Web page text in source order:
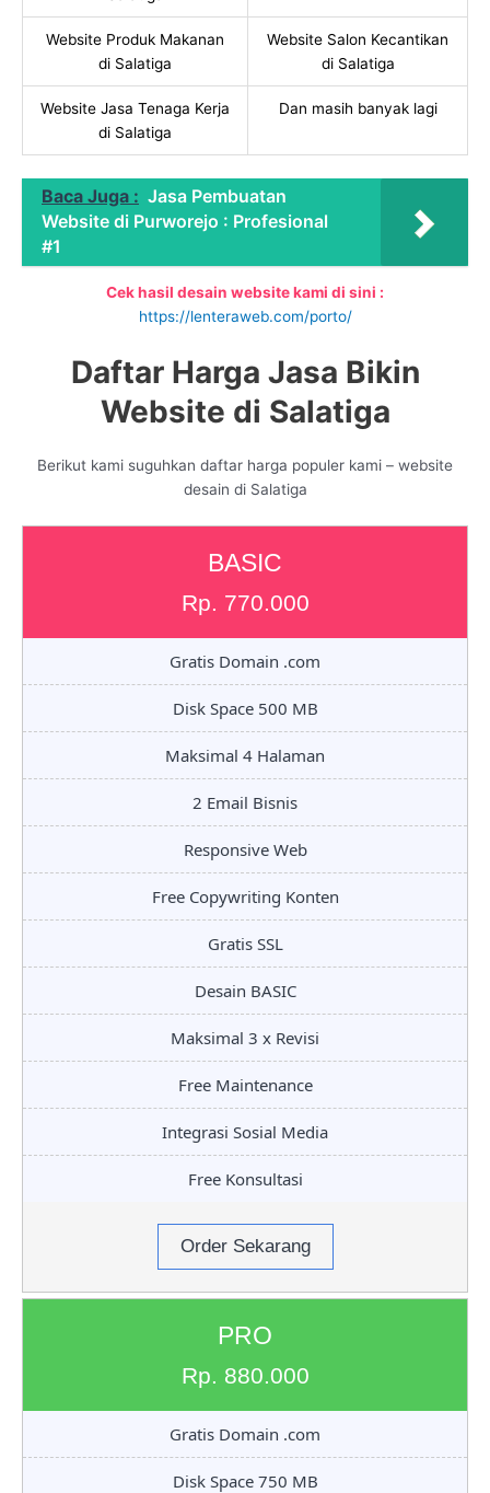
Website Produk Makanan
di Salatiga
Website Salon Kecantikan
di Salatiga
Website Jasa Tenaga Kerja
di Salatiga
Dan masih banyak lagi
Baca Juga : Jasa Pembuatan
Website di Purworejo : Profesional
#1
Cek hasil desain website kami di sini :
https://lenteraweb.com/porto/
Daftar Harga Jasa Bikin
Website di Salatiga
Berikut kami suguhkan daftar harga populer kami – website
desain di Salatiga
BASIC
Rp. 770.000
Gratis Domain .com
Disk Space 500 MB
Maksimal 4 Halaman
2 Email Bisnis
Responsive Web
Free Copywriting Konten
Gratis SSL
Desain BASIC
Maksimal 3 x Revisi
Free Maintenance
Integrasi Sosial Media
Free Konsultasi
Order Sekarang
PRO
Rp. 880.000
Gratis Domain .com
Disk Space 750 MB